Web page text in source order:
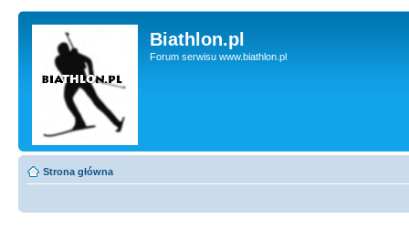
Biathlon.pl
Forum serwisu www.biathlon.pl
Strona główna